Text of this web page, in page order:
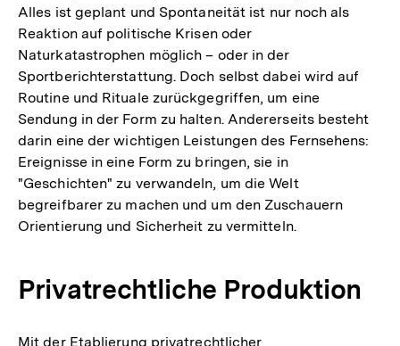
Alles ist geplant und Spontaneität ist nur noch als
Reaktion auf politische Krisen oder
Naturkatastrophen möglich – oder in der
Sportberichterstattung. Doch selbst dabei wird auf
Routine und Rituale zurückgegriffen, um eine
Sendung in der Form zu halten. Andererseits besteht
darin eine der wichtigen Leistungen des Fernsehens:
Ereignisse in eine Form zu bringen, sie in
"Geschichten" zu verwandeln, um die Welt
begreifbarer zu machen und um den Zuschauern
Orientierung und Sicherheit zu vermitteln.
Privatrechtliche Produktion
Mit der Etablierung privatrechtlicher